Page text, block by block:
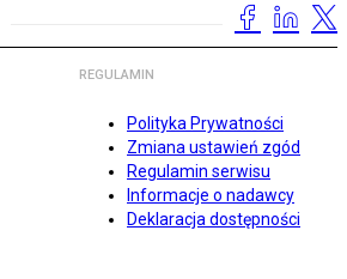
REGULAMIN
Polityka Prywatności
Zmiana ustawień zgód
Regulamin serwisu
Informacje o nadawcy
Deklaracja dostępności